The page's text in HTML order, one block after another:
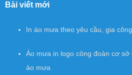
Bài viết mới
In áo mưa theo yêu cầu, gia
Áo mưa in logo công đoàn cơ
áo mưa